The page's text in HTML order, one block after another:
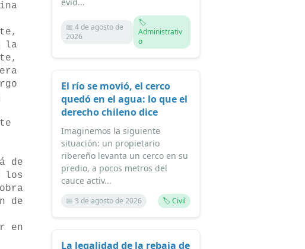
la
de
los
de
en
📅 4 de agosto de
2026
🏷️
Administrativ
o
El río se movió, el cerco
quedó en el agua: lo que el
derecho chileno dice
Imaginemos la siguiente
situación: un propietario
ribereño levanta un cerco en su
predio, a pocos metros del
cauce activ...
📅 3 de agosto de 2026 🏷️ Civil
La legalidad de la rebaja de